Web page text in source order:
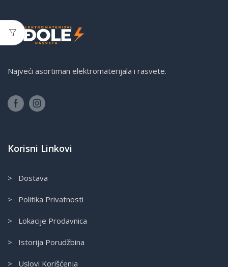
Najveći asortiman elektromaterijala i rasvete.
Korisni Linkovi
> Dostava
> Politika Privatnosti
> Lokacije Prodavnica
> Istorija Porudžbina
> Uslovi Korišćenja